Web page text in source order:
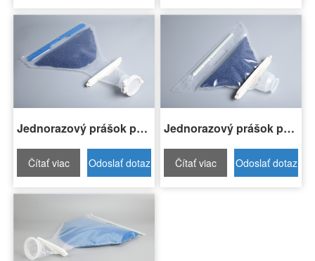
Jednorazový prášok prenos vrecko H3-DPT05-04A
Čítať viac Odoslať dotaz
Jednorazový prášok prenos vrecko H3-DPT03-03A
Čítať viac Odoslať dotaz